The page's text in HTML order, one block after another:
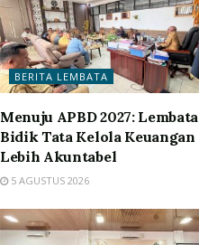
BERITA LEMBATA
Menuju APBD 2027: Lembata
Bidik Tata Kelola Keuangan
Lebih Akuntabel
5 AGUSTUS 2026